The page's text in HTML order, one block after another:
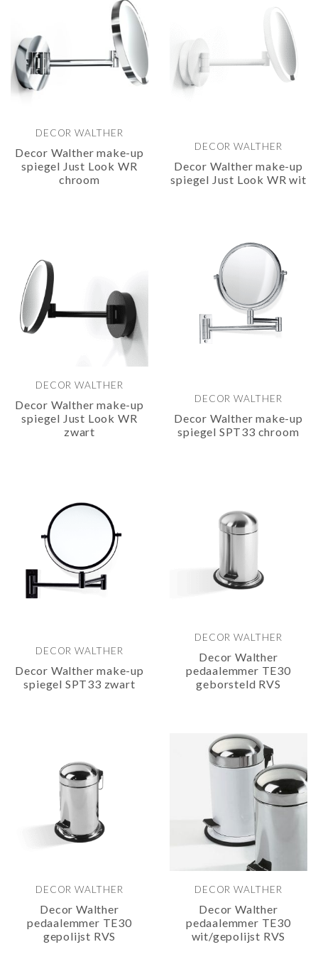
DECOR WALTHER
Decor Walther make-up
spiegel Just Look WR
chroom
DECOR WALTHER
Decor Walther make-up
spiegel Just Look WR wit
DECOR WALTHER
Decor Walther make-up
spiegel Just Look WR
zwart
DECOR WALTHER
Decor Walther make-up
spiegel SPT33 chroom
DECOR WALTHER
Decor Walther make-up
spiegel SPT33 zwart
DECOR WALTHER
Decor Walther
pedaalemmer TE30
geborsteld RVS
DECOR WALTHER
Decor Walther
pedaalemmer TE30
gepolijst RVS
DECOR WALTHER
Decor Walther
pedaalemmer TE30
wit/gepolijst RVS